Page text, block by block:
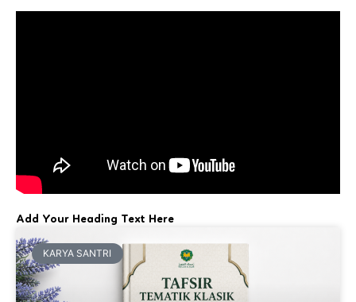
Add Your Heading Text Here
KARYA SANTRI